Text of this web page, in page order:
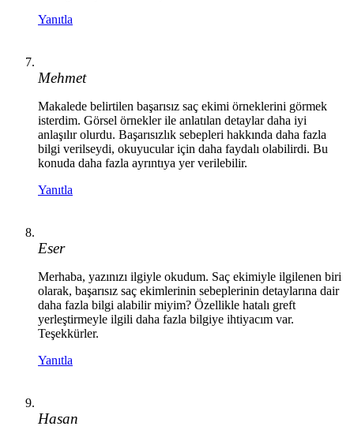
Yanıtla
Mehmet
Makalede belirtilen başarısız saç ekimi örneklerini görmek
isterdim. Görsel örnekler ile anlatılan detaylar daha iyi
anlaşılır olurdu. Başarısızlık sebepleri hakkında daha fazla
bilgi verilseydi, okuyucular için daha faydalı olabilirdi. Bu
konuda daha fazla ayrıntıya yer verilebilir.
Yanıtla
Eser
Merhaba, yazınızı ilgiyle okudum. Saç ekimiyle ilgilenen biri
olarak, başarısız saç ekimlerinin sebeplerinin detaylarına dair
daha fazla bilgi alabilir miyim? Özellikle hatalı greft
yerleştirmeyle ilgili daha fazla bilgiye ihtiyacım var.
Teşekkürler.
Yanıtla
Hasan